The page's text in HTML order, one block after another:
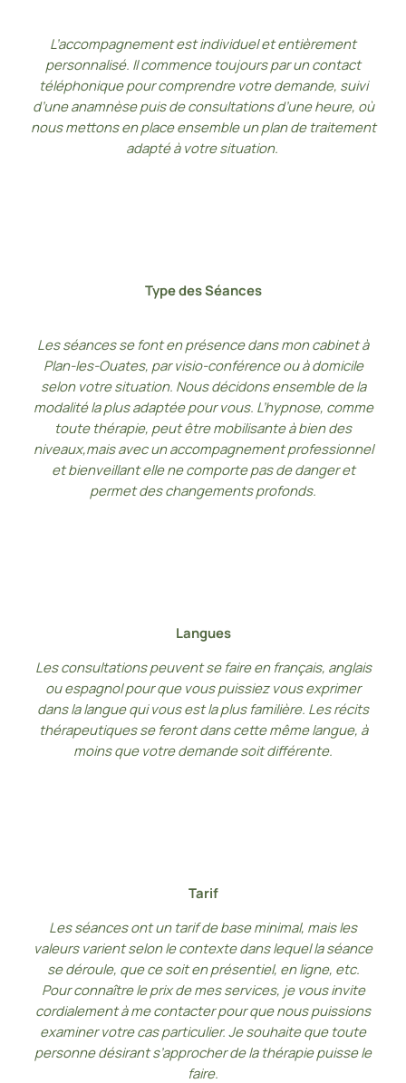
L’accompagnement est individuel et entièrement
personnalisé. Il commence toujours par un contact
téléphonique pour comprendre votre demande, suivi
d’une anamnèse puis de consultations d’une heure, où
nous mettons en place ensemble un plan de traitement
adapté à votre situation.
Type des Séances
Les séances se font en présence dans mon cabinet à
Plan-les-Ouates, par visio-conférence ou à domicile
selon votre situation. Nous décidons ensemble de la
modalité la plus adaptée pour vous. L’hypnose, comme
toute thérapie, peut être mobilisante à bien des
niveaux,mais avec un accompagnement professionnel
et bienveillant elle ne comporte pas de danger et
permet des changements profonds.
Langues
Les consultations peuvent se faire en français, anglais
ou espagnol pour que vous puissiez vous exprimer
dans la langue qui vous est la plus familière. Les récits
thérapeutiques se feront dans cette même langue, à
moins que votre demande soit différente.
Tarif
Les séances ont un tarif de base minimal, mais les
valeurs varient selon le contexte dans lequel la séance
se déroule, que ce soit en présentiel, en ligne, etc.
Pour connaître le prix de mes services, je vous invite
cordialement à me contacter pour que nous puissions
examiner votre cas particulier. Je souhaite que toute
personne désirant s’approcher de la thérapie puisse le
faire.